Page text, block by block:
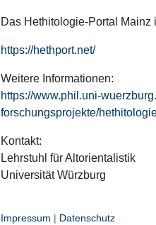
Das Hethitologie-Portal Mainz
https://hethport.net/
Weitere Informationen:
https://www.phil.uni-
forschungsprojekte/
Kontakt:
Lehrstuhl für Altorientalistik
Universität Würzburg
Impressum | Datenschutz